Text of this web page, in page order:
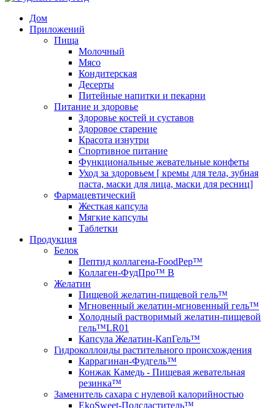
Дом
Приложений
Пища
Молочный
Мясо
Кондитерская
Десерты
Питейные напитки и пекарни
Питание и здоровье
Здоровье костей и суставов
Здоровое старение
Красота изнутри
Спортивное питание
Функциональные жевательные конфеты
Уход за здоровьем [ кремы для тела, зубная
паста, маски для лица, маски для ресниц]
Фармацевтический
Жесткая капсула
Мягкие капсулы
Таблетки
Продукция
Белок
Пептид коллагена-FoodPep™
Коллаген-ФудПро™ В
Желатин
Пищевой желатин-пищевой гель™
Мгновенный желатин-мгновенный гель™
Холодный растворимый желатин-пищевой
гель™LR01
Капсула Желатин-КапГель™
Гидроколлоиды растительного происхождения
Каррагинан-Фудгель™
Конжак Камедь - Пищевая жевательная
резинка™
Заменитель сахара с нулевой калорийностью
EkoSweet-Подсластитель™